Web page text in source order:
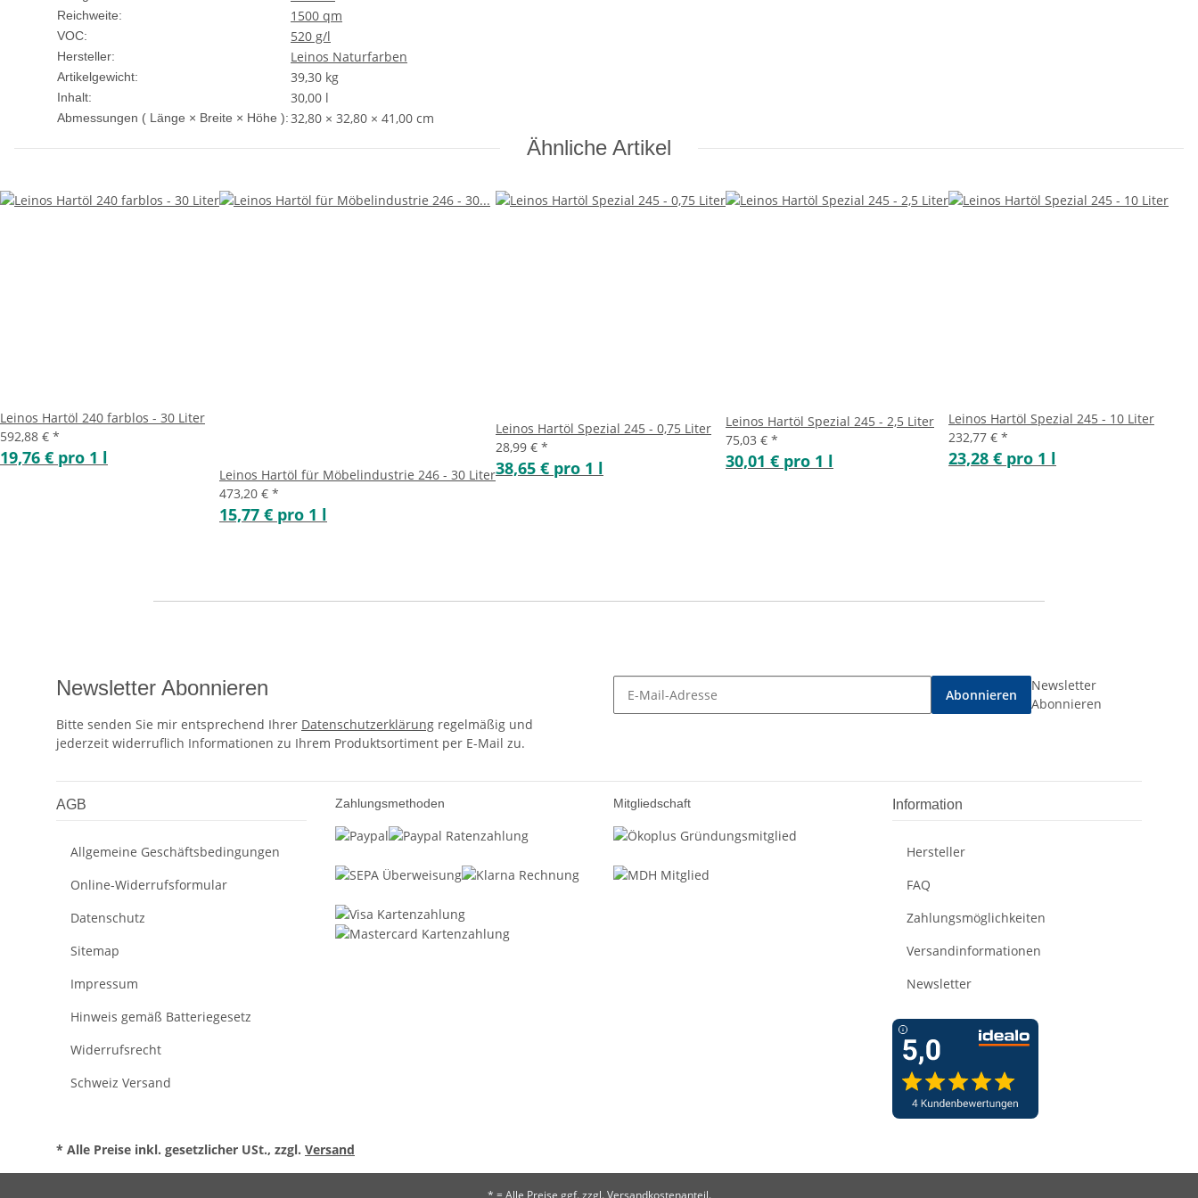
Reichweite: 1500 qm
VOC: 520 g/l
Hersteller: Leinos Naturfarben
Artikelgewicht: 39,30 kg
Inhalt: 30,00 l
Abmessungen ( Länge × Breite × Höhe ):32,80 × 32,80 × 41,00 cm
Ähnliche Artikel
Leinos Hartöl 240 farblos - 30 Liter
592,88 € *
19,76 € pro 1 l
Leinos Hartöl für Möbelindustrie 246 - 30 Liter
473,20 € *
15,77 € pro 1 l
Leinos Hartöl Spezial 245 - 0,75 Liter
28,99 € *
38,65 € pro 1 l
Leinos Hartöl Spezial 245 - 2,5 Liter
75,03 € *
30,01 € pro 1 l
Leinos Hartöl Spezial 245 - 10 Liter
232,77 € *
23,28 € pro 1 l
Newsletter Abonnieren
Bitte senden Sie mir entsprechend Ihrer Datenschutzerklärung regelmäßig und
jederzeit widerruflich Informationen zu Ihrem Produktsortiment per E-Mail zu.
Abonnieren
Newsletter
Abonnieren
AGB
Allgemeine Geschäftsbedingungen
Online-Widerrufsformular
Datenschutz
Sitemap
Impressum
Hinweis gemäß Batteriegesetz
Widerrufsrecht
Schweiz Versand
Zahlungsmethoden Mitgliedschaft Information
Hersteller
FAQ
Zahlungsmöglichkeiten
Versandinformationen
Newsletter
* Alle Preise inkl. gesetzlicher USt., zzgl. Versand